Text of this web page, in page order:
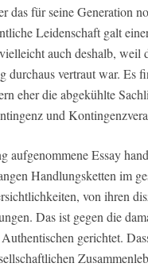
das für seine Generation
Leidenschaft galt
auch deshalb, weil
durchaus vertraut war. Es
eher die abgekühlte
und
aufgenommene Essay
Handlungsketten im
von ihren
Das ist gegen die
gerichtet.